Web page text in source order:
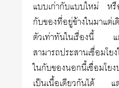
แบบเก่ากับแบบใหม่ หรื
กับของที่อยู่ข้างในมาแต่
ตัวเท่าทันในเรื่องนี้ แ
สามารถประสานเชื่อมโย
ในกับของนอกนี้เชื่อมโย
เป็นเนื้อเดียวกันได้ แ